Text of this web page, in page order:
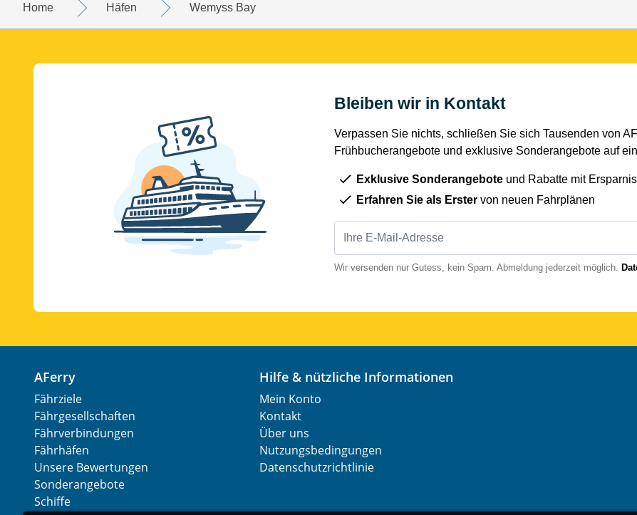
Home Häfen Wemyss Bay
Bleiben wir in Kontakt
Verpassen Sie nichts, schließen Sie sich Tausenden von
Frühbucherangebote und exklusive Sonderangebote auf
Exklusive Sonderangebote und Rabatte mit
Erfahren Sie als Erster von neuen Fahrplänen
Wir versenden nur Gutess, kein Spam. Abmeldung jederzeit möglich.
AFerry
Fährziele
Fährgesellschaften
Fährverbindungen
Fährhäfen
Unsere Bewertungen
Sonderangebote
Schiffe
Hilfe & nützliche Informationen
Mein Konto
Kontakt
Über uns
Nutzungsbedingungen
Datenschutzrichtlinie